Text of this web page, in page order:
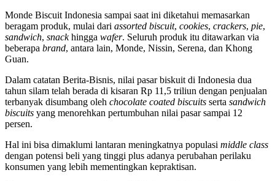
Monde Biscuit Indonesia sampai saat ini diketahui memasarkan
beragam produk, mulai dari assorted biscuit, cookies, crackers, pie,
sandwich, snackhingga wafer. Seluruh produk itu ditawarkan via
beberapa brand, antara lain, Monde, Nissin, Serena, dan Khong
Guan.
Dalam catatan Berita-Bisnis, nilai pasar biskuit di Indonesia dua
tahun silam telah berada di kisaran Rp 11,5 triliun dengan penjualan
terbanyak disumbang oleh chocolate coated biscuits serta sandwich
biscuits yang menorehkan pertumbuhan nilai pasar sampai 12
persen.
Hal ini bisa dimaklumi lantaran meningkatnya populasi middle class
dengan potensi beli yang tinggi plus adanya perubahan perilaku
konsumen yang lebih mementingkan kepraktisan.